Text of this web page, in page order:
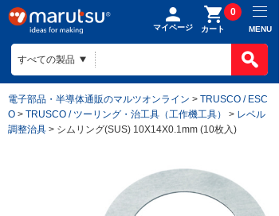
マイページ カート
0
MENU
電子部品・半導体通販のマルツオンライン > TRUSCO / ESC
O > TRUSCO / ツーリング・治工具（工作機工具） > レベル
調整治具 > シムリング(SUS) 10X14X0.1mm (10枚入)